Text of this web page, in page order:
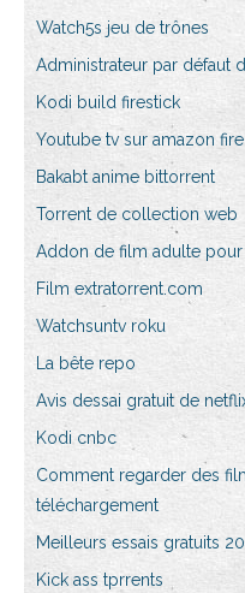
Watch5s jeu de trônes
Administrateur par défaut
Kodi build firestick
Youtube tv sur amazon
Bakabt anime bittorrent
Torrent de collection web
Addon de film adulte
Film extratorrent.com
Watchsuntv roku
La bête repo
Avis dessai gratuit de
Kodi cnbc
Comment regarder des
téléchargement
Meilleurs essais gratuits
Kick ass tprrents